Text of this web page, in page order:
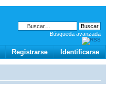
Búsqueda avanzada
Identificarse
Registrarse